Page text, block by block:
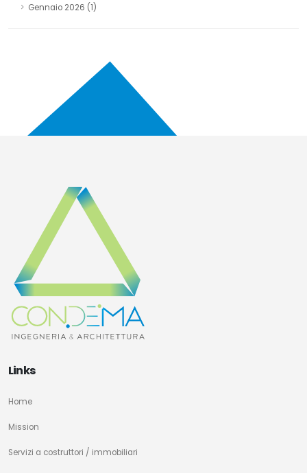
Gennaio 2026 (1)
Links
Home
Mission
Servizi a costruttori / immobiliari